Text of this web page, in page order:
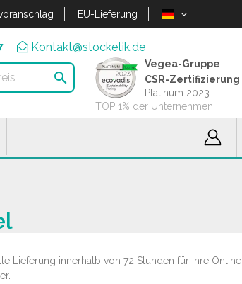
EU-Lieferung
Kontakt@stocketik.de

Vegea-Gruppe
CSR-Zertifizierung
Platinum 2023
TOP 1% der Unternehmen
Lieferung innerhalb von 72 Stunden für Ihre